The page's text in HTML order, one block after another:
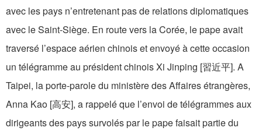
avec les pays n’entretenant pas de relations diplomatiques
avec le Saint-Siège. En route vers la Corée, le pape avait
traversé l’espace aérien chinois et envoyé à cette occasion
un télégramme au président chinois Xi Jinping [習近平]. A
Taipei, la porte-parole du ministère des Affaires étrangères,
Anna Kao [高安], a rappelé que l’envoi de télégrammes aux
dirigeants des pays survolés par le pape faisait partie du